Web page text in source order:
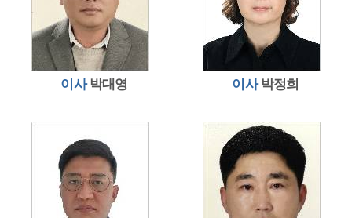
이사 박대영 이사 박정희